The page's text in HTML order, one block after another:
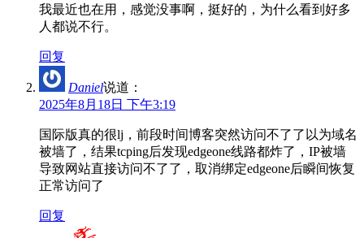
我最近也在用，感觉没事啊，挺好的，为什么看到好多
人都说不行。
回复
Daniel说道：
2025年8月18日 下午3:19
国际版真的很lj，前段时间博客突然访问不了了以为域名
被墙了，结果tcping后发现edgeone线路都炸了，IP被墙
导致网站直接访问不了了，取消绑定edgeone后瞬间恢复
正常访问了
回复